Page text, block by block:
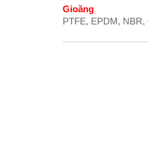
Gioăng
PTFE, EPDM, NBR,